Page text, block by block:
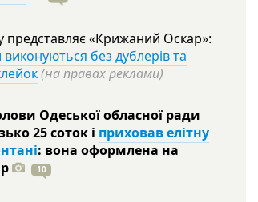
представляє «Крижаний Оскар»:
без дублерів та
(на правах реклами)
Одеської обласної ради
25 соток і приховав елітну
: вона оформлена на
10